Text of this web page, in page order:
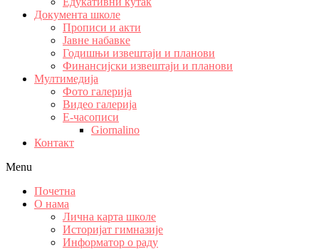
Документа школе
Прописи и акти
Јавне набавке
Годишњи извештаји и планови
Финансијски извештаји и планови
Мултимедија
Фото галерија
Видео галерија
Е-часописи
Giornalino
Контакт
Menu
Почетна
О нама
Лична карта школе
Историјат гимназије
Информатор о раду